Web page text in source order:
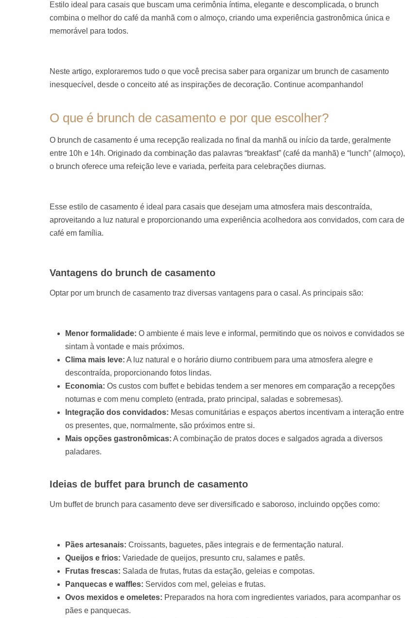
Estilo ideal para casais que buscam uma cerimônia íntima, elegante e descomplicada, o brunch
combina o melhor do café da manhã com o almoço, criando uma experiência gastronômica única e
memorável para todos.
Neste artigo, exploraremos tudo o que você precisa saber para organizar um brunch de casamento
inesquecível, desde o conceito até as inspirações de decoração. Continue acompanhando!
O que é brunch de casamento e por que escolher?
O brunch de casamento é uma recepção realizada no final da manhã ou início da tarde, geralmente
entre 10h e 14h. Originado da combinação das palavras “breakfast” (café da manhã) e “lunch” (almoço),
o brunch oferece uma refeição leve e variada, perfeita para celebrações diurnas.
Esse estilo de casamento é ideal para casais que desejam uma atmosfera mais descontraída,
aproveitando a luz natural e proporcionando uma experiência acolhedora aos convidados, com cara de
café em família.
Vantagens do brunch de casamento
Optar por um brunch de casamento traz diversas vantagens para o casal. As principais são:
Menor formalidade: O ambiente é mais leve e informal, permitindo que os noivos e convidados se
sintam à vontade e mais próximos.
Clima mais leve: A luz natural e o horário diurno contribuem para uma atmosfera alegre e
descontraída, proporcionando fotos lindas.
Economia: Os custos com buffet e bebidas tendem a ser menores em comparação a recepções
noturnas e com menu completo (entrada, prato principal, saladas e sobremesas).
Integração dos convidados: Mesas comunitárias e espaços abertos incentivam a interação entre
os presentes, que, normalmente, são próximos entre si.
Mais opções gastronômicas: A combinação de pratos doces e salgados agrada a diversos
paladares.
Ideias de buffet para brunch de casamento
Um buffet de brunch para casamento deve ser diversificado e saboroso, incluindo opções como:
Pães artesanais: Croissants, baguetes, pães integrais e de fermentação natural.
Queijos e frios: Variedade de queijos, presunto cru, salames e patês.
Frutas frescas: Salada de frutas, frutas da estação, geleias e compotas.
Panquecas e waffles: Servidos com mel, geleias e frutas.
Ovos mexidos e omeletes: Preparados na hora com ingredientes variados, para acompanhar os
pães e panquecas.